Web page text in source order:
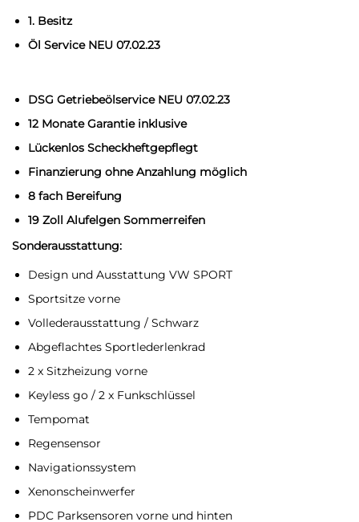
1. Besitz
Öl Service NEU 07.02.23
DSG Getriebeölservice NEU 07.02.23
12 Monate Garantie inklusive
Lückenlos Scheckheftgepflegt
Finanzierung ohne Anzahlung möglich
8 fach Bereifung
19 Zoll Alufelgen Sommerreifen
Sonderausstattung:
Design und Ausstattung VW SPORT
Sportsitze vorne
Vollederausstattung / Schwarz
Abgeflachtes Sportlederlenkrad
2 x Sitzheizung vorne
Keyless go / 2 x Funkschlüssel
Tempomat
Regensensor
Navigationssystem
Xenonscheinwerfer
PDC Parksensoren vorne und hinten